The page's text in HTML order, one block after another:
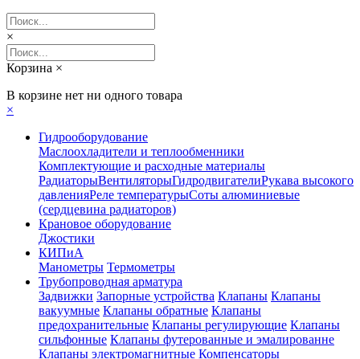
×
Корзина ×
В корзине нет ни одного товара
×
Гидрооборудование
Маслоохладители и теплообменники
Комплектующие и расходные материалы
РадиаторыВентиляторыГидродвигателиРукава высокого
давленияРеле температурыСоты алюминиевые
(сердцевина радиаторов)
Крановое оборудование
Джостики
КИПиА
Манометры Термометры
Трубопроводная арматура
Задвижки Запорные устройства Клапаны Клапаны
вакуумные Клапаны обратные Клапаны
предохранительные Клапаны регулирующие Клапаны
сильфонные Клапаны футерованные и эмалированне
Клапаны электромагнитные Компенсаторы